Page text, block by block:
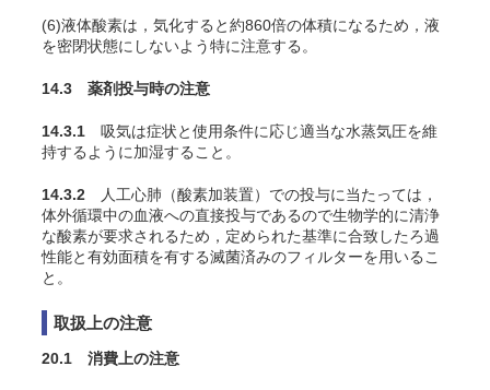
(6)液体酸素は，気化すると約860倍の体積になるため，液
を密閉状態にしないよう特に注意する。
14.3 薬剤投与時の注意
14.3.1 吸気は症状と使用条件に応じ適当な水蒸気圧を維
持するように加湿すること 。
14.3.2 人工心肺（酸素加装置）での投与に当たっては，
体外循環中の血液への直接投与であるので生物学的に清浄
な酸素が要求されるため，定められた基準に合致したろ過
性能と有効面積を有する滅菌済みのフィルターを用いるこ
と。
取扱上の注意
20.1 消費上の注意